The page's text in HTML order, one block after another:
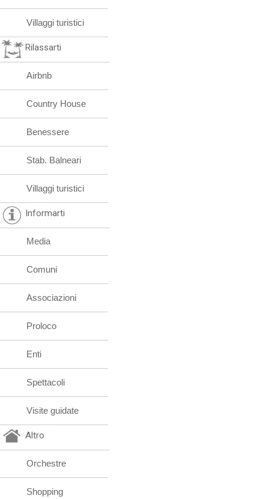
Villaggi turistici
Rilassarti
Airbnb
Country House
Benessere
Stab. Balneari
Villaggi turistici
Informarti
Media
Comuni
Associazioni
Proloco
Enti
Spettacoli
Visite guidate
Altro
Orchestre
Shopping